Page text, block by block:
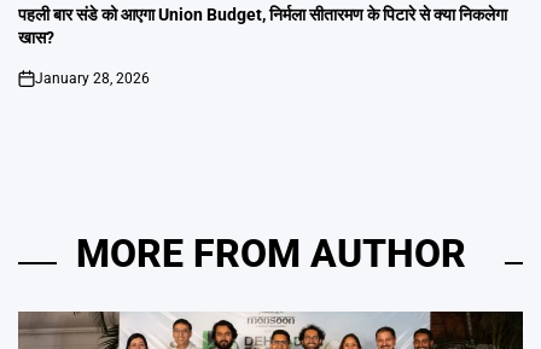
IN
पहली बार संडे को आएगा Union Budget, निर्मला सीतारमण के पिटारे से क्या निकलेगा
खास?
on
January 28, 2026
MORE FROM AUTHOR